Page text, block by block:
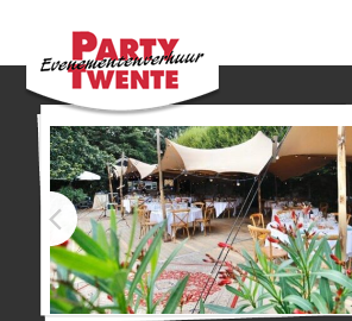
evenementen
feesten